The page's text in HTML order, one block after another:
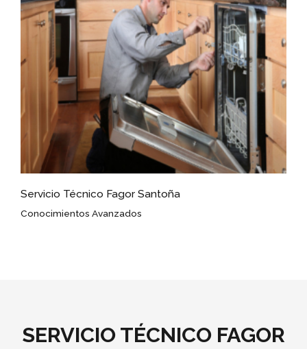
Servicio Técnico Fagor Santoña
Conocimientos Avanzados
SERVICIO TÉCNICO FAGOR